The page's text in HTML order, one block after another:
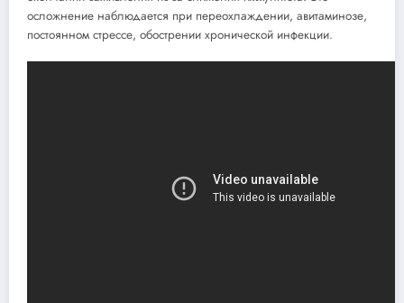
осложнение наблюдается при переохлаждении, авитаминозе,
постоянном стрессе, обострении хронической инфекции.